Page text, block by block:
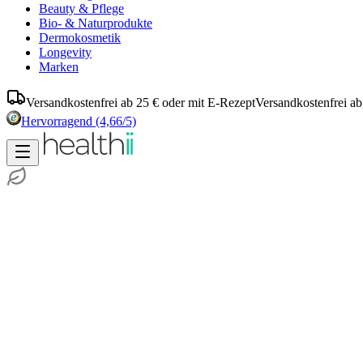
Beauty & Pflege
Bio- & Naturprodukte
Dermokosmetik
Longevity
Marken
Versandkostenfrei ab 25 € oder mit E-RezeptVersandkostenfrei
Hervorragend (4,66/5)